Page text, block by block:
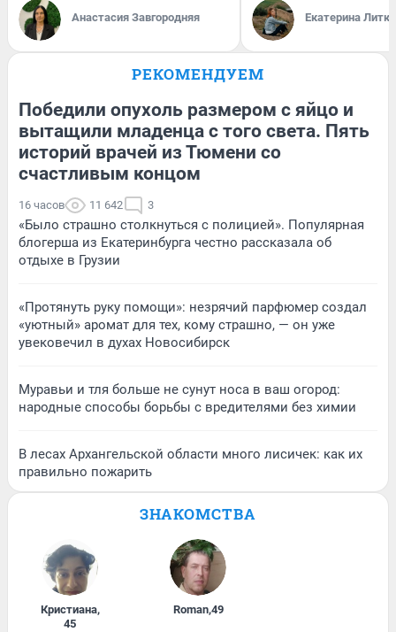
Анастасия Завгородняя Екатерина
РЕКОМЕНДУЕМ
Победили опухоль размером с яйцо и
вытащили младенца с того света. Пять
историй врачей из Тюмени со
счастливым концом
16 часов 11 642 3
«Было страшно столкнуться с полицией». Популярная
блогерша из Екатеринбурга честно рассказала об
отдыхе в Грузии
«Протянуть руку помощи»: незрячий парфюмер создал
«уютный» аромат для тех, кому страшно, — он уже
увековечил в духах Новосибирск
Муравьи и тля больше не сунут носа в ваш огород:
народные способы борьбы с вредителями без химии
В лесах Архангельской области много лисичек: как их
правильно пожарить
ЗНАКОМСТВА
Кристиана,
45
Roman,49